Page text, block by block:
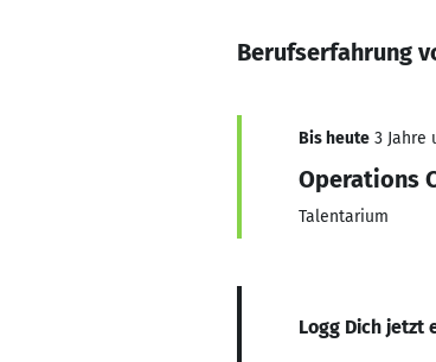
Berufserfahrung
Bis heute 3 Jahre
Operations
Talentarium
Logg Dich jetzt